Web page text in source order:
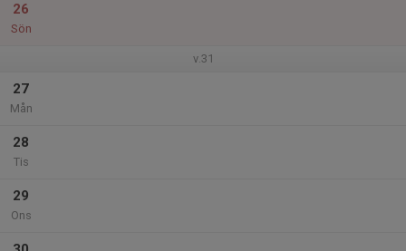
26
Sön
v.31
27
Mån
28
Tis
29
Ons